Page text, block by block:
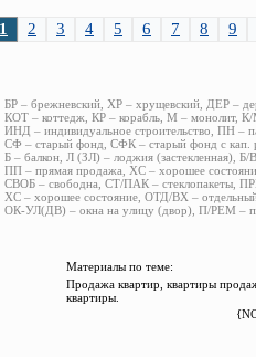
1 2 3 4 5 6 7 8 9
БР – брежневский, ХР – хрущевский, ДЕР –
КОТ – коттедж, КР – корабль, М – монолит,
ИНД – индивидуальное строительство, ПН –
СФ – старый фонд, СФК – старый фонд с кап.
Б – балкон, Л (ЗЛ) – лоджия (застекленная),
ПП – прямая продажа, ХС – хорошее
СВОБ – свободна, СТ/ПАК – стеклопакеты,
ХС – хорошее состояние, ОТД/ВХ –
ОК-УЛ(ДВ) – окна на улицу (двор), П/РЕМ –
Материалы по теме:
Продажа квартир, квартиры
квартиры.